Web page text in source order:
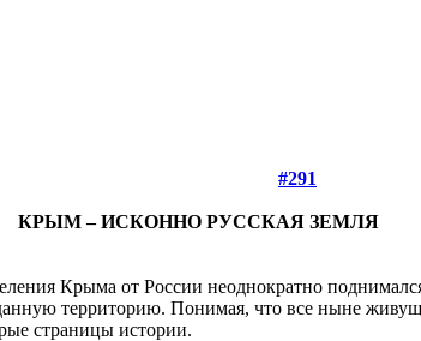
#291
КРЫМ – ИСКОННО РУССКАЯ ЗЕМЛЯ
Крыма от России неоднократно
территорию. Понимая, что все ныне
страницы истории.